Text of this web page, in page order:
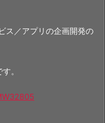
ス／アプリの企画開発の
。